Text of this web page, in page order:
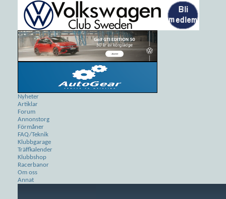
Nyheter
Artiklar
Forum
Annonstorg
Förmåner
FAQ/Teknik
Klubbgarage
Träffkalender
Klubbshop
Racerbanor
Om oss
Annat